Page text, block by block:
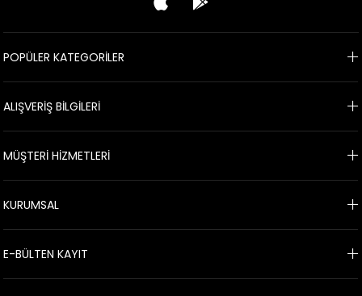
POPÜLER KATEGORİLER
ALIŞVERİŞ BİLGİLERİ
MÜŞTERİ HİZMETLERİ
KURUMSAL
E-BÜLTEN KAYIT